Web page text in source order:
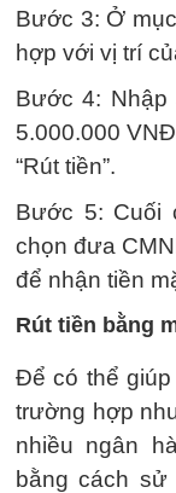
Bước 3: Ở
hợp với vị trí
Bước 4: Nhập
5.000.000
“Rút tiền”.
Bước 5: Cuối
chọn đưa
để nhận tiền
Rút tiền bằng
Để có thể
trường hợp
nhiều ngân
bằng cách